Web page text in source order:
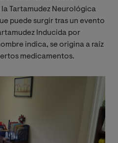
Tartamudez Neurológica
puede surgir tras un evento
Inducida por
indica, se origina a raíz
medicamentos.
Image